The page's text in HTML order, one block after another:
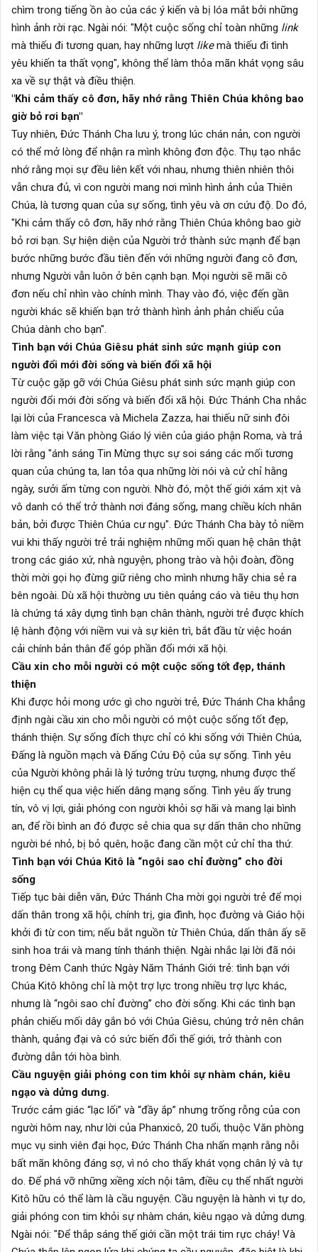
chìm trong tiếng ồn ào của các ý kiến và bị lóa mắt bởi những
hình ảnh rời rạc. Ngài nói: "Một cuộc sống chỉ toàn những link
mà thiếu đi tương quan, hay những lượt likemà thiếu đi tình
yêu khiến ta thất vọng", không thể làm thỏa mãn khát vọng sâu
xa về sự thật và điều thiện.
"Khi cảm thấy cô đơn, hãy nhớ rằng Thiên Chúa không bao
giờ bỏ rơi bạn"
Tuy nhiên, Đức Thánh Cha lưu ý, trong lúc chán nản, con người
có thể mở lòng để nhận ra mình không đơn độc. Thụ tạo nhắc
nhớ rằng mọi sự đều liên kết với nhau, nhưng thiên nhiên thôi
vẫn chưa đủ, vì con người mang nơi mình hình ảnh của Thiên
Chúa, là tương quan của sự sống, tình yêu và ơn cứu độ. Do đó,
"Khi cảm thấy cô đơn, hãy nhớ rằng Thiên Chúa không bao giờ
bỏ rơi bạn. Sự hiện diện của Người trở thành sức mạnh để bạn
bước những bước đầu tiên đến với những người đang cô đơn,
nhưng Người vẫn luôn ở bên cạnh bạn. Mọi người sẽ mãi cô
đơn nếu chỉ nhìn vào chính mình. Thay vào đó, việc đến gần
người khác sẽ khiến bạn trở thành hình ảnh phản chiếu của
Chúa dành cho bạn".
Tình bạn với Chúa Giêsu phát sinh sức mạnh giúp con
người đổi mới đời sống và biến đổi xã hội
Từ cuộc gặp gỡ với Chúa Giêsu phát sinh sức mạnh giúp con
người đổi mới đời sống và biến đổi xã hội. Đức Thánh Cha nhắc
lại lời của Francesca và Michela Zazza, hai thiếu nữ sinh đôi
làm việc tại Văn phòng Giáo lý viên của giáo phận Roma, và trả
lời rằng "ánh sáng Tin Mừng thực sự soi sáng các mối tương
quan của chúng ta, lan tỏa qua những lời nói và cử chỉ hằng
ngày, sưởi ấm từng con người. Nhờ đó, một thế giới xám xịt và
vô danh có thể trở thành nơi đáng sống, mang chiều kích nhân
bản, bởi được Thiên Chúa cư ngụ". Đức Thánh Cha bày tỏ niềm
vui khi thấy người trẻ trải nghiệm những mối quan hệ chân thật
trong các giáo xứ, nhà nguyện, phong trào và hội đoàn, đồng
thời mời gọi họ đừng giữ riêng cho mình nhưng hãy chia sẻ ra
bên ngoài. Dù xã hội thường ưu tiên quảng cáo và tiêu thụ hơn
là chứng tá xây dựng tình bạn chân thành, người trẻ được khích
lệ hành động với niềm vui và sự kiên trì, bắt đầu từ việc hoán
cải chính bản thân để góp phần đổi mới xã hội.
Cầu xin cho mỗi người có một cuộc sống tốt đẹp, thánh
thiện
Khi được hỏi mong ước gì cho người trẻ, Đức Thánh Cha khẳng
định ngài cầu xin cho mỗi người có một cuộc sống tốt đẹp,
thánh thiện. Sự sống đích thực chỉ có khi sống với Thiên Chúa,
Đấng là nguồn mạch và Đấng Cứu Độ của sự sống. Tình yêu
của Người không phải là lý tưởng trừu tượng, nhưng được thể
hiện cụ thể qua việc hiến dâng mạng sống. Tình yêu ấy trung
tín, vô vị lợi, giải phóng con người khỏi sợ hãi và mang lại bình
an, để rồi bình an đó được sẻ chia qua sự dấn thân cho những
người bé nhỏ, bị bỏ quên, hoặc đang cần một cử chỉ tha thứ.
Tình bạn với Chúa Kitô là “ngôi sao chỉ đường” cho đời
sống
Tiếp tục bài diễn văn, Đức Thánh Cha mời gọi người trẻ để mọi
dấn thân trong xã hội, chính trị, gia đình, học đường và Giáo hội
khởi đi từ con tim; nếu bắt nguồn từ Thiên Chúa, dấn thân ấy sẽ
sinh hoa trái và mang tính thánh thiện. Ngài nhắc lại lời đã nói
trong Đêm Canh thức Ngày Năm Thánh Giới trẻ: tình bạn với
Chúa Kitô không chỉ là một trợ lực trong nhiều trợ lực khác,
nhưng là “ngôi sao chỉ đường” cho đời sống. Khi các tình bạn
phản chiếu mối dây gắn bó với Chúa Giêsu, chúng trở nên chân
thành, quảng đại và có sức biến đổi thế giới, trở thành con
đường dẫn tới hòa bình.
Cầu nguyện giải phóng con tim khỏi sự nhàm chán, kiêu
ngạo và dửng dưng.
Trước cảm giác “lạc lối” và “đầy ắp” nhưng trống rỗng của con
người hôm nay, như lời của Phanxicô, 20 tuổi, thuộc Văn phòng
mục vụ sinh viên đại học, Đức Thánh Cha nhấn mạnh rằng nỗi
bất mãn không đáng sợ, vì nó cho thấy khát vọng chân lý và tự
do. Để phá vỡ những xiềng xích nội tâm, điều cụ thể nhất người
Kitô hữu có thể làm là cầu nguyện. Cầu nguyện là hành vi tự do,
giải phóng con tim khỏi sự nhàm chán, kiêu ngạo và dửng dưng.
Ngài nói: "Để thắp sáng thế giới cần một trái tim rực cháy! Và